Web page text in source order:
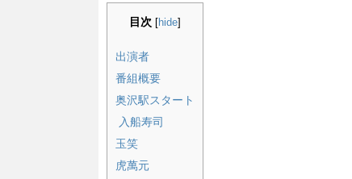
目次 [hide]
出演者
番組概要
奥沢駅スタート
入船寿司
玉笑
虎萬元